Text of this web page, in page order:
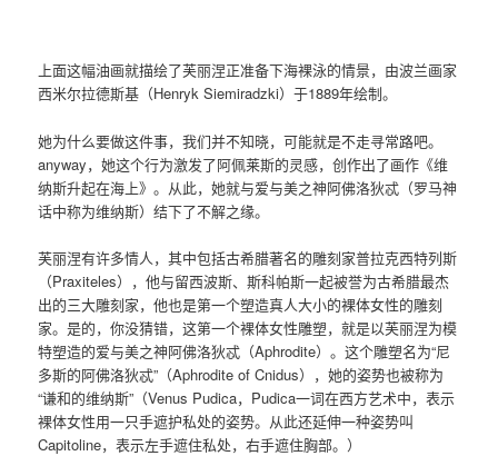
上面这幅油画就描绘了芙丽涅正准备下海裸泳的情景，由波兰画家
西米尔拉德斯基（Henryk Siemiradzki）于1889年绘制。
她为什么要做这件事，我们并不知晓，可能就是不走寻常路吧。
anyway，她这个行为激发了阿佩莱斯的灵感，创作出了画作《维
纳斯升起在海上》。从此，她就与爱与美之神阿佛洛狄忒（罗马神
话中称为维纳斯）结下了不解之缘。
芙丽涅有许多情人，其中包括古希腊著名的雕刻家普拉克西特列斯
（Praxiteles），他与留西波斯、斯科帕斯一起被誉为古希腊最杰
出的三大雕刻家，他也是第一个塑造真人大小的裸体女性的雕刻
家。是的，你没猜错，这第一个裸体女性雕塑，就是以芙丽涅为模
特塑造的爱与美之神阿佛洛狄忒（Aphrodite）。这个雕塑名为“尼
多斯的阿佛洛狄忒”（Aphrodite of Cnidus），她的姿势也被称为
“谦和的维纳斯”（Venus Pudica，Pudica一词在西方艺术中，表示
裸体女性用一只手遮护私处的姿势。从此还延伸一种姿势叫
Capitoline，表示左手遮住私处，右手遮住胸部。）